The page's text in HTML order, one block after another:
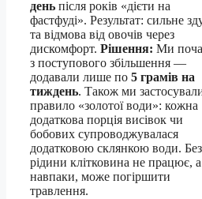
день після років «дієти на
фастфуді». Результат: сильне
та відмова від овочів через
дискомфорт. Рішення: Ми
з поступового збільшення —
додавали лише по 5 грамів на
тиждень. Також ми
правило «золотої води»: кожна
додаткова порція висівок чи
бобових супроводжувалася
додатковою склянкою води. Без
рідини клітковина не працює, а
навпаки, може погіршити
травлення.